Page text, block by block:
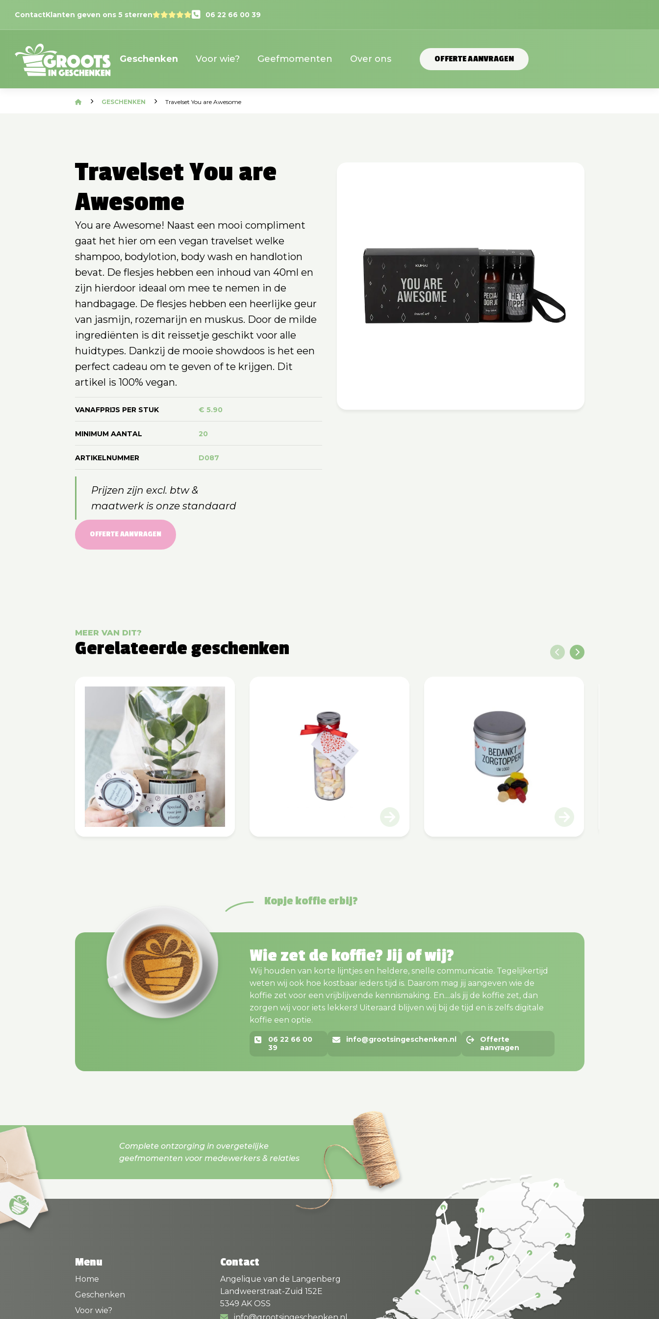
Geschenken Voor wie? Geefmomenten Over ons OFFERTE AANVRAGEN
ContactKlanten geven ons 5 sterren 06 22 66 00 39
GESCHENKEN Travelset You are Awesome
Travelset You are
Awesome
You are Awesome! Naast een mooi compliment
gaat het hier om een vegan travelset welke
shampoo, bodylotion, body wash en handlotion
bevat. De flesjes hebben een inhoud van 40ml en
zijn hierdoor ideaal om mee te nemen in de
handbagage. De flesjes hebben een heerlijke geur
van jasmijn, rozemarijn en muskus. Door de milde
ingrediënten is dit reissetje geschikt voor alle
huidtypes. Dankzij de mooie showdoos is het een
perfect cadeau om te geven of te krijgen. Dit
artikel is 100% vegan.
VANAFPRIJS PER STUK € 5.90
MINIMUM AANTAL 20
ARTIKELNUMMER D087
Prijzen zijn excl. btw &
maatwerk is onze standaard
OFFERTE AANVRAGEN
MEER VAN DIT?
Gerelateerde geschenken
Kopje koffie erbij?
Wie zet de koffie? Jij of wij?
Wij houden van korte lijntjes en heldere, snelle communicatie. Tegelijkertijd
weten wij ook hoe kostbaar ieders tijd is. Daarom mag jij aangeven wie de
koffie zet voor een vrijblijvende kennismaking. En....als jij de koffie zet, dan
zorgen wij voor iets lekkers! Uiteraard blijven wij bij de tijd en is zelfs digitale
koffie een optie.
06 22 66 00
39
info@grootsingeschenken.nl
Offerte
aanvragen
Complete ontzorging in overgetelijke
geefmomenten voor medewerkers & relaties
Menu
Home
Geschenken
Voor wie?
Contact
Angelique van de Langenberg
Landweerstraat-Zuid 152E
5349 AK OSS